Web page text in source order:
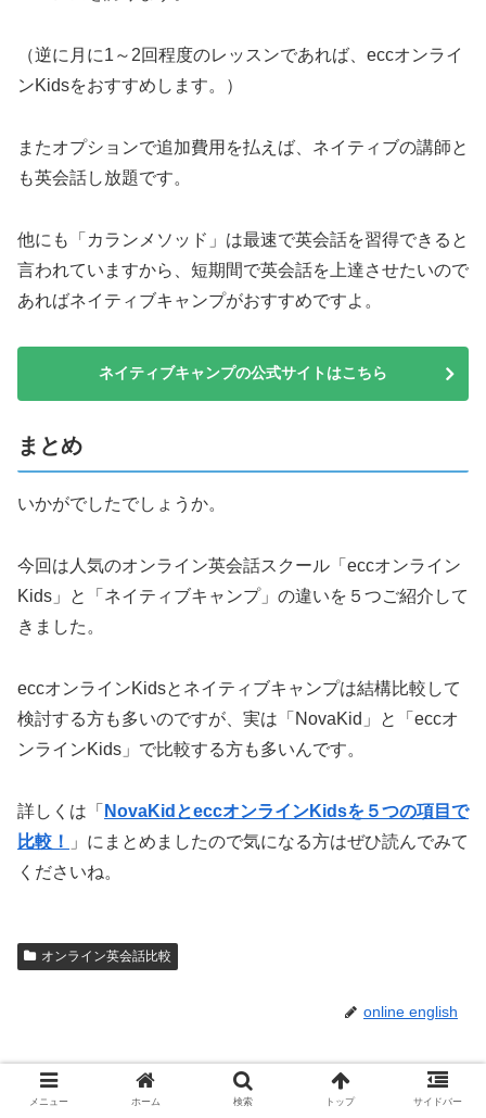
（逆に月に1～2回程度のレッスンであれば、eccオンライ
ンKidsをおすすめします。）
またオプションで追加費用を払えば、ネイティブの講師と
も英会話し放題です。
他にも「カランメソッド」は最速で英会話を習得できると
言われていますから、短期間で英会話を上達させたいので
あればネイティブキャンプがおすすめですよ。
ネイティブキャンプの公式サイトはこちら
まとめ
いかがでしたでしょうか。
今回は人気のオンライン英会話スクール「eccオンライン
Kids」と「ネイティブキャンプ」の違いを５つご紹介して
きました。
eccオンラインKidsとネイティブキャンプは結構比較して
検討する方も多いのですが、実は「NovaKid」と「eccオ
ンラインKids」で比較する方も多いんです。
詳しくは「 NovaKidとeccオンラインKidsを５つの項目で
比較！
」にまとめましたので気になる方はぜひ読んでみて
くださいね。
オンライン英会話比較
online english
関連記事
メニュー ホーム 検索 トップ サイドバー